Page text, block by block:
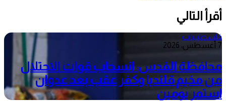
أقرأ التالي
فلسطينيات
7 أغسطس، 2026
محافظة القدس: انسحاب قوات الاحتلال
من مخيم قلنديا وكفر عقب بعد عدوان
استمر يومين